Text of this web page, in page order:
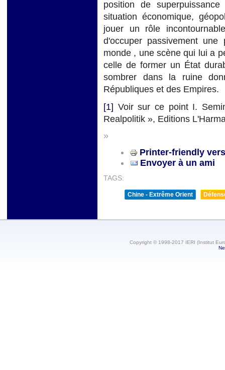
position de
situation économique,
jouer un rôle
d'occuper passivement
monde , une scène qui lui a
celle de former un État
sombrer dans la ruine
Républiques et des Empires.
[1] Voir sur ce point I.
Realpolitik », Editions
»
Printer-friendly
Envoyer à un ami
TAGS:
Chine - Extrême Orient
Copyright © 1998-2017 IERI (Institut